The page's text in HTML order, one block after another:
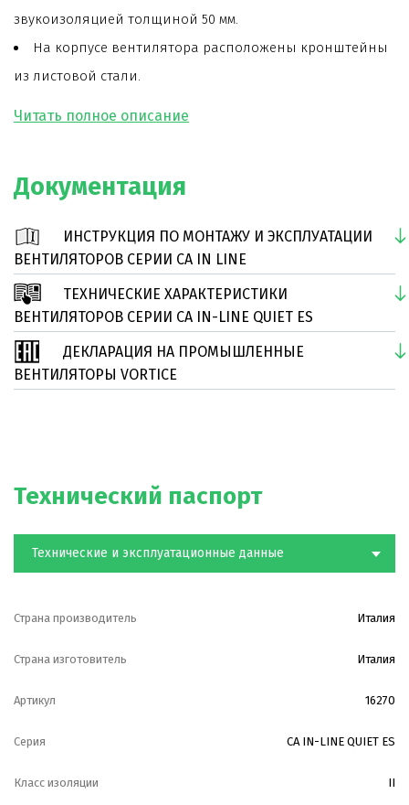
звукоизоляцией толщиной 50 мм.
На корпусе вентилятора расположены кронштейны
из листовой стали.
Для возможности проведения плановых работ и
установлена съемная панель.
Лопатки рабочего колеса загнуты назад.
Модель оснащена двухскоростным двигателем на
шарикоподшипниках.
Срок службы вентилятора более 30000 часов, в том
числе при работе непрерывно.
Класс защиты вентилятора – IP44.
Документация
ИНСТРУКЦИЯ ПО МОНТАЖУ И ЭКСПЛУАТАЦИИ
ВЕНТИЛЯТОРОВ СЕРИИ CA IN LINE
ТЕХНИЧЕСКИЕ ХАРАКТЕРИСТИКИ
ВЕНТИЛЯТОРОВ СЕРИИ CA IN-LINE QUIET ES
ДЕКЛАРАЦИЯ НА ПРОМЫШЛЕННЫЕ
ВЕНТИЛЯТОРЫ VORTICE
Технический паспорт
Технические и эксплуатационные данные
Страна производитель Италия
Страна изготовитель Италия
Артикул 16270
Серия CA IN-LINE QUIET ES
Класс изоляции II